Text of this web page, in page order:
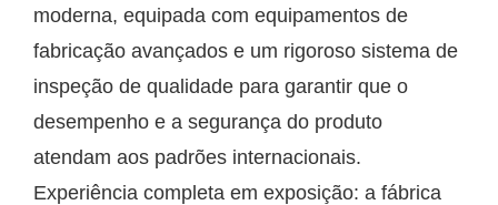
moderna, equipada com equipamentos de
fabricação avançados e um rigoroso sistema de
inspeção de qualidade para garantir que o
desempenho e a segurança do produto
atendam aos padrões internacionais.
Experiência completa em exposição: a fábrica